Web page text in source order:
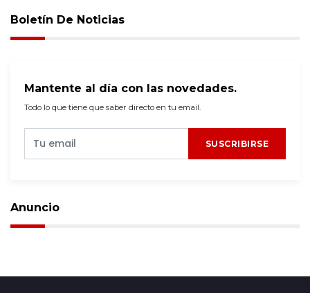
Boletín De Noticias
Mantente al día con las novedades.
Todo lo que tiene que saber directo en tu email.
SUSCRIBIRSE
Anuncio